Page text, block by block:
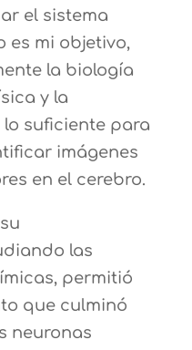
el sistema
es mi objetivo,
la biología
y la
suficiente para
imágenes
en el cerebro.
las
permitió
que culminó
neuronas